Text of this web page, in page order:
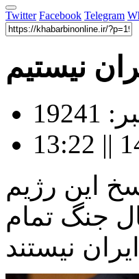
Twitter Facebook Telegram
نیستیم
این رژیم
جنگ تمام